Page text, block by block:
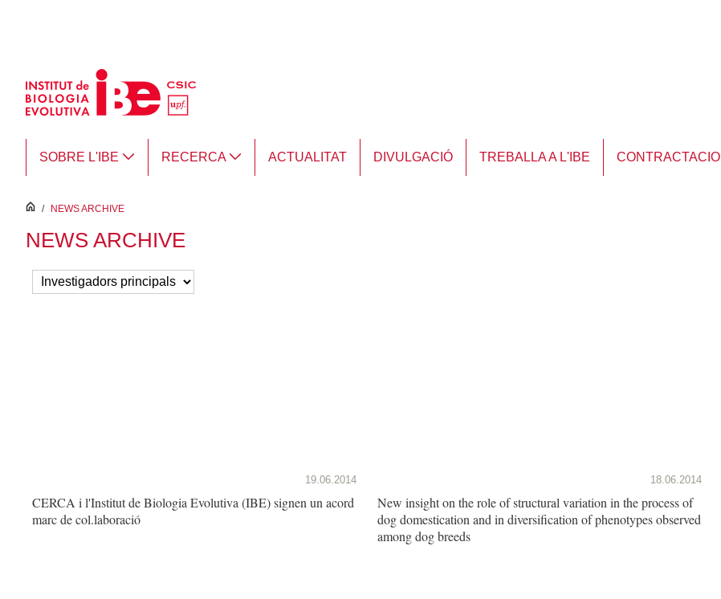
SOBRE L'IBE RECERCA ACTUALITAT DIVULGACIÓ TREBALLA A L'IBE CONTRACTACIO
inici
/ NEWS ARCHIVE
NEWS ARCHIVE
19.06.2014
CERCA i l'Institut de Biologia Evolutiva (IBE) signen un acord
marc de col.laboració
18.06.2014
New insight on the role of structural variation in the process of
dog domestication and in diversification of phenotypes observed
among dog breeds